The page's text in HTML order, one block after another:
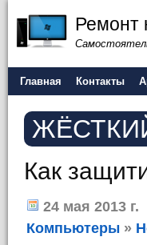
Ремонт
Главная Контакты
Как
24 мая 2013 г.
Компьютеры »